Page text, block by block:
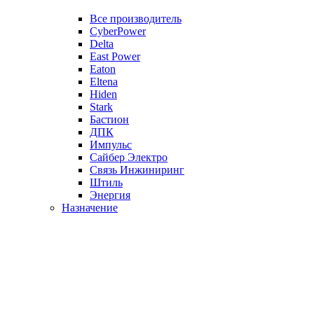
Все производитель
CyberPower
Delta
East Power
Eaton
Eltena
Hiden
Stark
Бастион
ДПК
Импульс
Сайбер Электро
Связь Инжиниринг
Штиль
Энергия
Назначение